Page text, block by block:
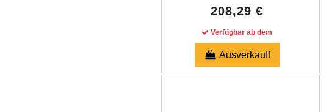
208,29 €
Verfügbar ab dem
Ausverkauft